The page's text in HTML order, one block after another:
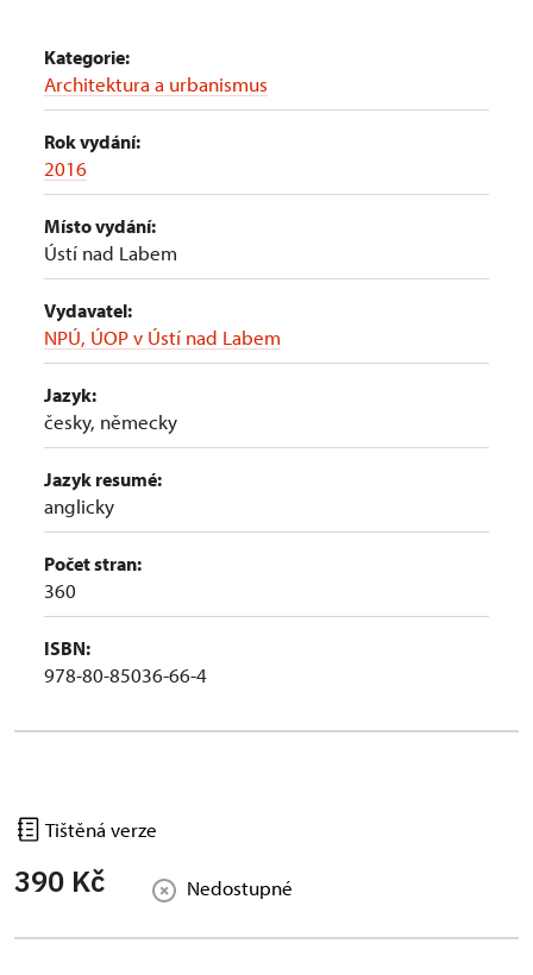
Kategorie:
Architektura a urbanismus
Rok vydání:
2016
Místo vydání:
Ústí nad Labem
Vydavatel:
NPÚ, ÚOP v Ústí nad Labem
Jazyk:
česky, německy
Jazyk resumé:
anglicky
Počet stran:
360
ISBN:
978-80-85036-66-4
Tištěná verze
390 Kč Nedostupné